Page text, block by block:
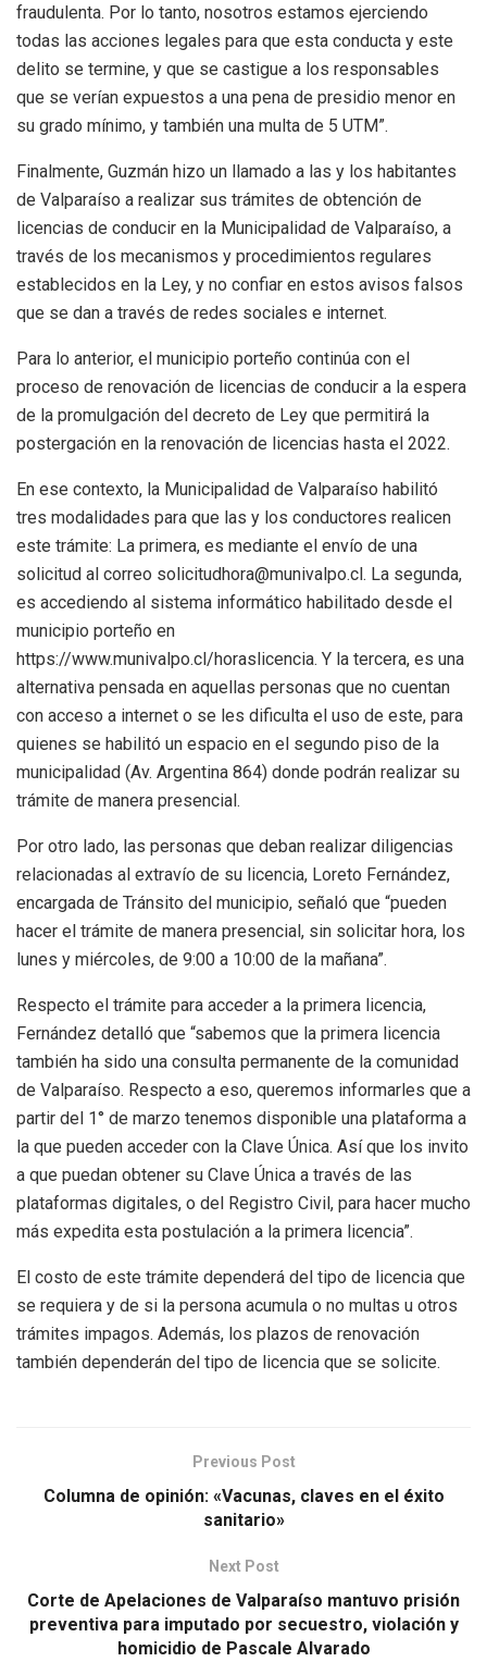
fraudulenta. Por lo tanto, nosotros estamos ejerciendo
todas las acciones legales para que esta conducta y este
delito se termine, y que se castigue a los responsables
que se verían expuestos a una pena de presidio menor en
su grado mínimo, y también una multa de 5 UTM”.
Finalmente, Guzmán hizo un llamado a las y los habitantes
de Valparaíso a realizar sus trámites de obtención de
licencias de conducir en la Municipalidad de Valparaíso, a
través de los mecanismos y procedimientos regulares
establecidos en la Ley, y no confiar en estos avisos falsos
que se dan a través de redes sociales e internet.
Para lo anterior, el municipio porteño continúa con el
proceso de renovación de licencias de conducir a la espera
de la promulgación del decreto de Ley que permitirá la
postergación en la renovación de licencias hasta el 2022.
En ese contexto, la Municipalidad de Valparaíso habilitó
tres modalidades para que las y los conductores realicen
este trámite: La primera, es mediante el envío de una
solicitud al correo solicitudhora@munivalpo.cl. La segunda,
es accediendo al sistema informático habilitado desde el
municipio porteño en
https://www.munivalpo.cl/horaslicencia. Y la tercera, es una
alternativa pensada en aquellas personas que no cuentan
con acceso a internet o se les dificulta el uso de este, para
quienes se habilitó un espacio en el segundo piso de la
municipalidad (Av. Argentina 864) donde podrán realizar su
trámite de manera presencial.
Por otro lado, las personas que deban realizar diligencias
relacionadas al extravío de su licencia, Loreto Fernández,
encargada de Tránsito del municipio, señaló que “pueden
hacer el trámite de manera presencial, sin solicitar hora, los
lunes y miércoles, de 9:00 a 10:00 de la mañana”.
Respecto el trámite para acceder a la primera licencia,
Fernández detalló que “sabemos que la primera licencia
también ha sido una consulta permanente de la comunidad
de Valparaíso. Respecto a eso, queremos informarles que a
partir del 1° de marzo tenemos disponible una plataforma a
la que pueden acceder con la Clave Única. Así que los invito
a que puedan obtener su Clave Única a través de las
plataformas digitales, o del Registro Civil, para hacer mucho
más expedita esta postulación a la primera licencia”.
El costo de este trámite dependerá del tipo de licencia que
se requiera y de si la persona acumula o no multas u otros
trámites impagos. Además, los plazos de renovación
también dependerán del tipo de licencia que se solicite.
Previous Post
Columna de opinión: «Vacunas, claves en el éxito
sanitario»
Next Post
Corte de Apelaciones de Valparaíso mantuvo prisión
preventiva para imputado por secuestro, violación y
homicidio de Pascale Alvarado